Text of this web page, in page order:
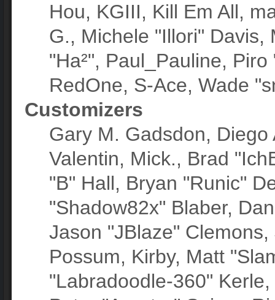
Hou, KGIII, Kill Em All,
G., Michele "Illori" Davis,
"Ha²", Paul_Pauline,
RedOne, S-Ace, Wade
Customizers
Gary M. Gadsdon,
Valentin, Mick., Brad
"B" Hall, Bryan "Runic"
"Shadow82x" Blaber,
Jason "JBlaze"
Possum, Kirby, Matt
"Labradoodle-360"